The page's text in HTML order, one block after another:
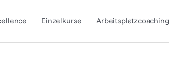
Einzelkurse Arbeitsplatzcoaching